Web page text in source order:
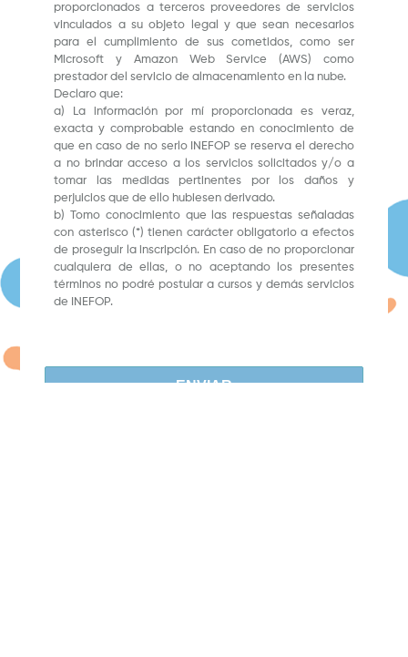
proporcionados a terceros proveedores de servicios
vinculados a su objeto legal y que sean necesarios
para el cumplimiento de sus cometidos, como ser
Microsoft y Amazon Web Service (AWS) como
prestador del servicio de almacenamiento en la nube.
Declaro que:
a) La información por mí proporcionada es veraz,
exacta y comprobable estando en conocimiento de
que en caso de no serlo INEFOP se reserva el derecho
a no brindar acceso a los servicios solicitados y/o a
tomar las medidas pertinentes por los daños y
perjuicios que de ello hubiesen derivado.
b) Tomo conocimiento que las respuestas señaladas
con asterisco (*) tienen carácter obligatorio a efectos
de proseguir la inscripción. En caso de no proporcionar
cualquiera de ellas, o no aceptando los presentes
términos no podré postular a cursos y demás servicios
de INEFOP.
ENVIAR